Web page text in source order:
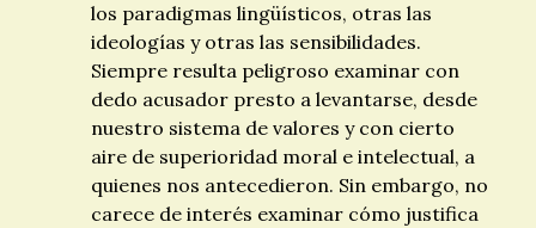
los paradigmas lingüísticos, otras las
ideologías y otras las sensibilidades.
Siempre resulta peligroso examinar con
dedo acusador presto a levantarse, desde
nuestro sistema de valores y con cierto
aire de superioridad moral e intelectual, a
quienes nos antecedieron. Sin embargo, no
carece de interés examinar cómo justifica